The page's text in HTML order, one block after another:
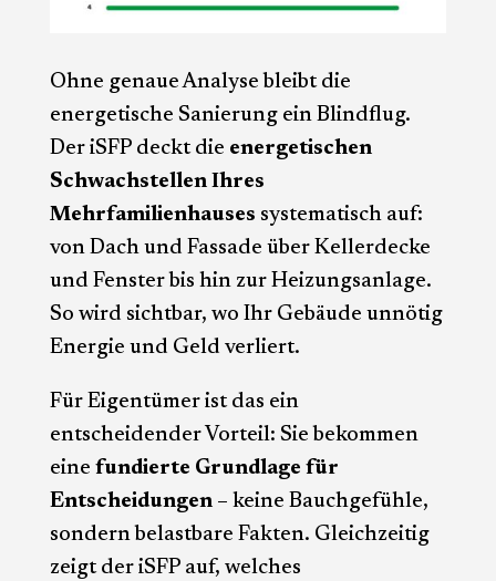
Ohne genaue Analyse bleibt die
energetische Sanierung ein Blindflug.
Der iSFP deckt die energetischen
Schwachstellen Ihres
Mehrfamilienhauses systematisch auf:
von Dach und Fassade über Kellerdecke
und Fenster bis hin zur Heizungsanlage.
So wird sichtbar, wo Ihr Gebäude unnötig
Energie und Geld verliert.
Für Eigentümer ist das ein
entscheidender Vorteil: Sie bekommen
eine fundierte Grundlage für
Entscheidungen– keine Bauchgefühle,
sondern belastbare Fakten. Gleichzeitig
zeigt der iSFP auf, welches